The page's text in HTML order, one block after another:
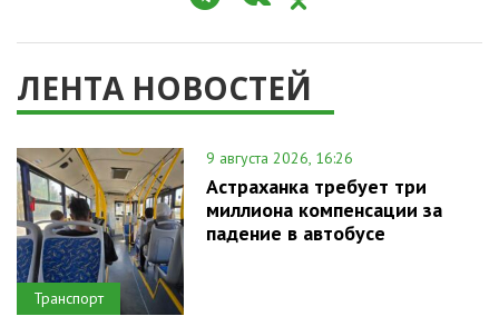
ЛЕНТА НОВОСТЕЙ
Транспорт
9 августа 2026, 16:26
Астраханка требует три
миллиона компенсации за
падение в автобусе